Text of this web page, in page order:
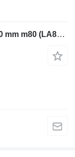
SID Stone bucket / Steinschaufel 1790 mm m80 (LA80-4)